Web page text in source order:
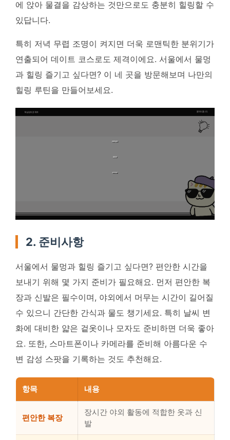
에 앉아 물결을 감상하는 것만으로도 충분히 힐링할 수
있답니다.
특히 저녁 무렵 조명이 켜지면 더욱 로맨틱한 분위기가
연출되어 데이트 코스로도 제격이에요. 서울에서 물멍
과 힐링 즐기고 싶다면? 이 네 곳을 방문해보며 나만의
힐링 루틴을 만들어보세요.
2. 준비사항
서울에서 물멍과 힐링 즐기고 싶다면? 편안한 시간을
보내기 위해 몇 가지 준비가 필요해요. 먼저 편안한 복
장과 신발은 필수이며, 야외에서 머무는 시간이 길어질
수 있으니 간단한 간식과 물도 챙기세요. 특히 날씨 변
화에 대비한 얇은 겉옷이나 모자도 준비하면 더욱 좋아
요. 또한, 스마트폰이나 카메라를 준비해 아름다운 수
변 감성 스팟을 기록하는 것도 추천해요.
항목 내용
편안한 복장
장시간 야외 활동에 적합한 옷과 신
발